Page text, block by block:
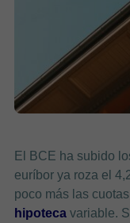
El BCE ha subido
euríbor ya roza el
poco más las
hipoteca variable.